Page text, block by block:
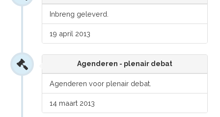
Inbreng geleverd.
19 april 2013
Agenderen - plenair debat
Agenderen voor plenair debat.
14 maart 2013